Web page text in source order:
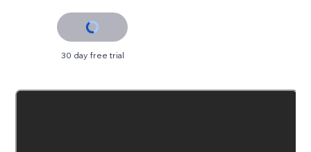
30 day free trial